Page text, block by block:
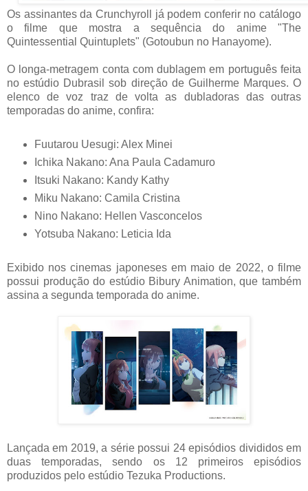
Os assinantes da Crunchyroll já podem conferir no catálogo
o filme que mostra a sequência do anime "The
Quintessential Quintuplets" (Gotoubun no Hanayome).
O longa-metragem conta com dublagem em português feita
no estúdio Dubrasil sob direção de Guilherme Marques. O
elenco de voz traz de volta as dubladoras das outras
temporadas do anime, confira:
Fuutarou Uesugi: Alex Minei
Ichika Nakano: Ana Paula Cadamuro
Itsuki Nakano: Kandy Kathy
Miku Nakano: Camila Cristina
Nino Nakano: Hellen Vasconcelos
Yotsuba Nakano: Leticia Ida
Exibido nos cinemas japoneses em maio de 2022, o filme
possui produção do estúdio Bibury Animation, que também
assina a segunda temporada do anime.
Lançada em 2019, a série possui 24 episódios divididos em
duas temporadas, sendo os 12 primeiros episódios
produzidos pelo estúdio Tezuka Productions.